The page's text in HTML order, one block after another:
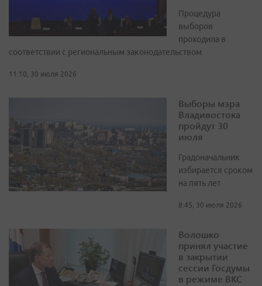
Процедура
выборов
проходила в
соответствии с региональным законодательством
11:10, 30 июля 2026
Выборы мэра
Владивостока
пройдут 30
июля
Градоначальник
избирается сроком
на пять лет
8:45, 30 июля 2026
Волошко
принял участие
в закрытии
сессии Госдумы
в режиме ВКС